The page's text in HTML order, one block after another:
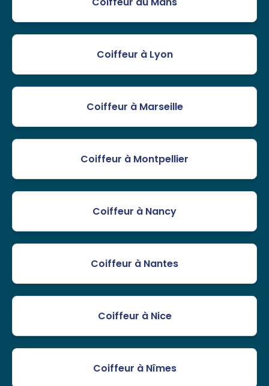
Coiffeur à Lyon
Coiffeur à Marseille
Coiffeur à Montpellier
Coiffeur à Nancy
Coiffeur à Nantes
Coiffeur à Nice
Coiffeur à Nîmes